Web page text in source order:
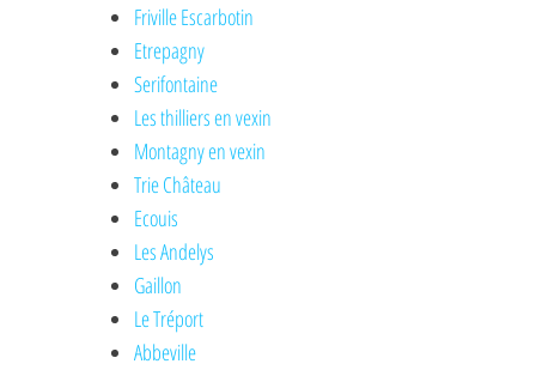
Friville Escarbotin
Etrepagny
Serifontaine
Les thilliers en vexin
Montagny en vexin
Trie Château
Ecouis
Les Andelys
Gaillon
Le Tréport
Abbeville